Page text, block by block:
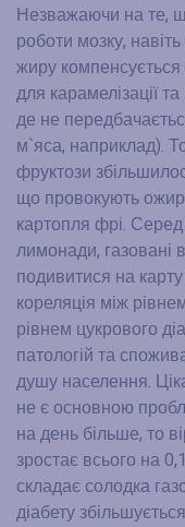
Незважаючи на те,
роботи мозку, навіть
жиру
для карамелізації
де не
м`яса, наприклад).
фруктози
що провокують
картопля фрі.
лимонади, газовані
подивитися на
кореляція між
рівнем цукрового
патологій та
душу населення.
не є основною
на день більше, то
зростає всього на
складає солодка
діабету